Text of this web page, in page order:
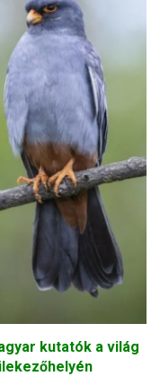
kutatók a világ